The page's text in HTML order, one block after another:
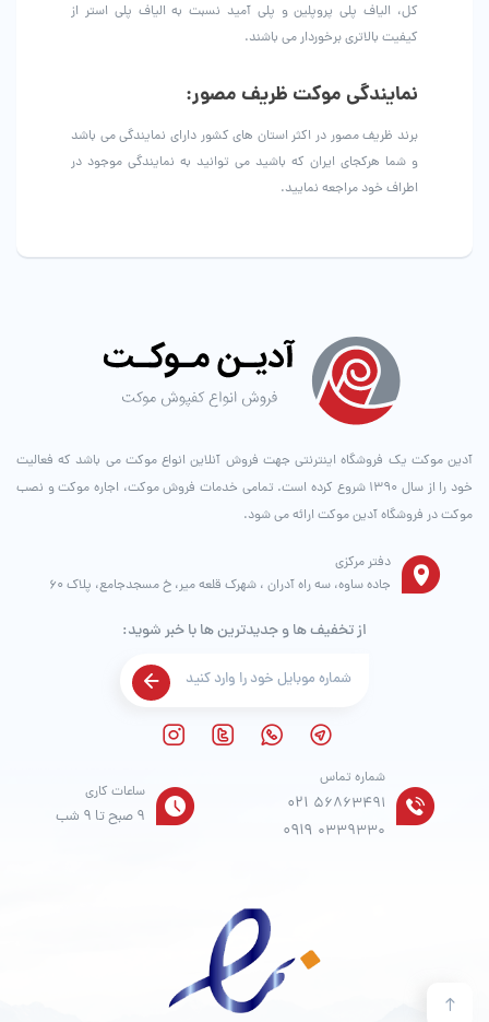
کل، الیاف پلی پروپلین و پلی آمید نسبت به الیاف پلی استر از
کیفیت بالاتری برخوردار می باشند.
نمایندگی موکت ظریف مصور:
برند ظریف مصور در اکثر استان های کشور دارای نمایندگی می باشد
و شما هرکجای ایران که باشید می توانید به نمایندگی موجود در
اطراف خود مراجعه نمایید.
آدین موکت یک فروشگاه اینترنتی جهت فروش آنلاین انواع موکت می باشد که فعالیت
خود را از سال ۱۳۹۰ شروع کرده است. تمامی خدمات فروش موکت، اجاره موکت و نصب
موکت در فروشگاه آدین موکت ارائه می شود.
شماره تماس
021 56863491
0919 0339330
ساعات کاری
9 صبح تا 9 شب
دفتر مرکزی
جاده ساوه، سه راه آدران ، شهرک قلعه میر، خ مسجدجامع، پلاک 60
از تخفیف ها و جدیدترین ها با خبر شوید: